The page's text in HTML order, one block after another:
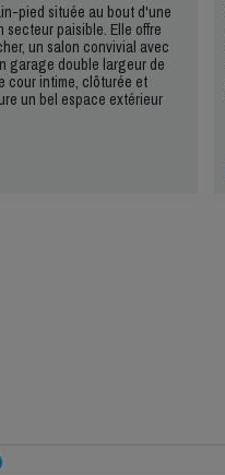
pied située au bout d'une
secteur paisible. Elle offre
un salon convivial avec
garage double largeur de
cour intime, clôturée et
un bel espace extérieur